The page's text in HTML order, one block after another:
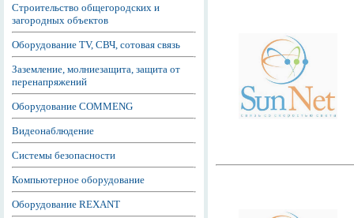
Строительство общегородских и
загородных объектов
Оборудование TV, СВЧ, сотовая связь
Заземление, молниезащита, защита от
перенапряжений
Оборудование COMMENG
Видеонаблюдение
Системы безопасности
Компьютерное оборудование
Оборудование REXANT